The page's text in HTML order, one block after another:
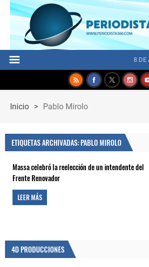
8 DE
Inicio > Pablo Mirolo
ETIQUETAS ARCHIVADAS: PABLO MIROLO
Massa celebró la reelección de un intendente del
Frente Renovador
LEER MÁS
4D PRODUCCIONES